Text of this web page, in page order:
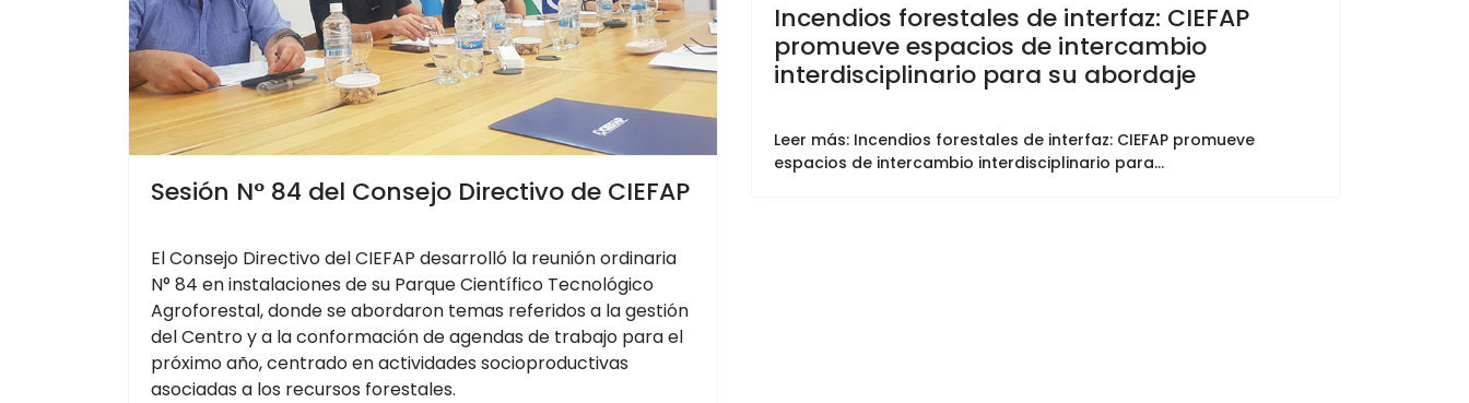
Sesión N° 84 del Consejo Directivo de CIEFAP
El Consejo Directivo del CIEFAP desarrolló la reunión ordinaria
N° 84 en instalaciones de su Parque Científico Tecnológico
Agroforestal, donde se abordaron temas referidos a la gestión
del Centro y a la conformación de agendas de trabajo para el
próximo año, centrado en actividades socioproductivas
asociadas a los recursos forestales.
Incendios forestales de interfaz: CIEFAP
promueve espacios de intercambio
interdisciplinario para su abordaje
Leer más: Incendios forestales de interfaz: CIEFAP promueve
espacios de intercambio interdisciplinario para...